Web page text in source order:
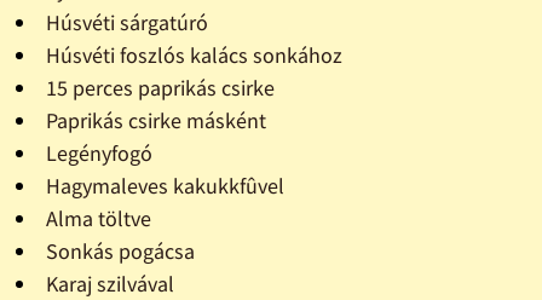
Húsvéti sárgatúró
Húsvéti foszlós kalács sonkához
15 perces paprikás csirke
Paprikás csirke másként
Legényfogó
Hagymaleves kakukkfûvel
Alma töltve
Sonkás pogácsa
Karaj szilvával